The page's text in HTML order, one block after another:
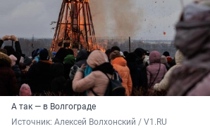
А так — в Волгограде
Источник: Алексей Волхонский / V1.RU